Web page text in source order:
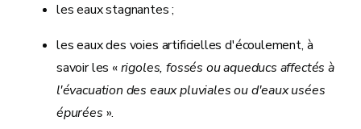
les eaux stagnantes ;
les eaux des voies artificielles d'écoulement, à
savoir les «rigoles, fossés ou aqueducs affectés à
l'évacuation des eaux pluviales ou d'eaux usées
épurées ».